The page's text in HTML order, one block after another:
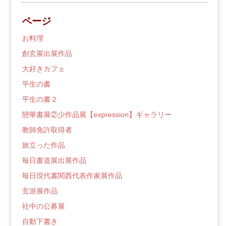
ロ
グ
ページ
お料理
創玄展出展作品
大好きカフェ
平生の書
平生の書２
戀華書展②少作品展【expression】ギャラリー
教師免許取得者
旅立った作品
毎日書道展出展作品
毎日現代書関西代表作家展作品
玄游展作品
社中の公募展
自動下書き